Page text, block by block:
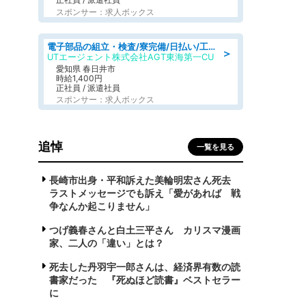
スポンサー：求人ボックス
＞
電子部品の組立・検査/寮完備/日払い/工場・製造
UTエージェント株式会社AGT東海第一CU
愛知県 春日井市
時給1,400円
正社員 / 派遣社員
スポンサー：求人ボックス
追悼 一覧を見る
長崎市出身・平和訴えた美輪明宏さん死去
ラストメッセージでも訴え「愛があれば 戦
争なんか起こりません」
つげ義春さんと白土三平さん カリスマ漫画
家、二人の「違い」とは？
死去した丹羽宇一郎さんは、経済界有数の読
書家だった 『死ぬほど読書』ベストセラー
に